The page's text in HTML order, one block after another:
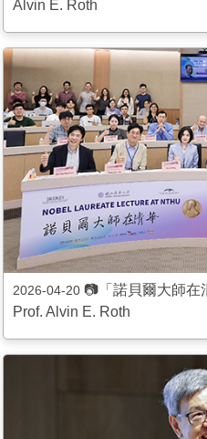
Alvin E. Roth
2026-04-20📷「諾貝爾大師在
Prof. Alvin E. Roth